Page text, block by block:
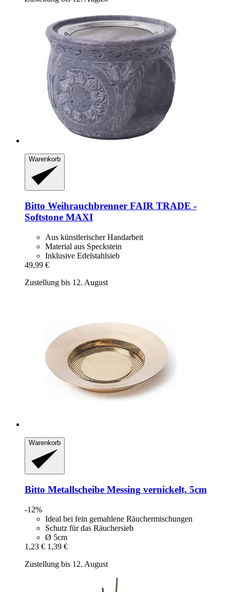
Warenkorb
Bitto Weihrauchbrenner FAIR TRADE -​
Softstone MAXI
Aus künstlerischer Handarbeit
Material aus Speckstein
Inklusive Edelstahlsieb
49,99 €
Zustellung bis 12. August
Warenkorb
Bitto Metallscheibe Messing vernickelt, 5cm
-12%
Ideal bei fein gemahlene Räuchermischungen
Schutz für das Räuchersieb
Ø 5cm
1,23 € 1,39 €
Zustellung bis 12. August